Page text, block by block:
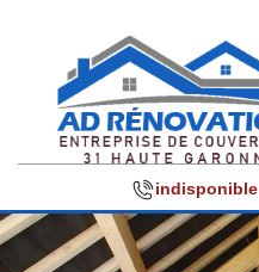
indisponible